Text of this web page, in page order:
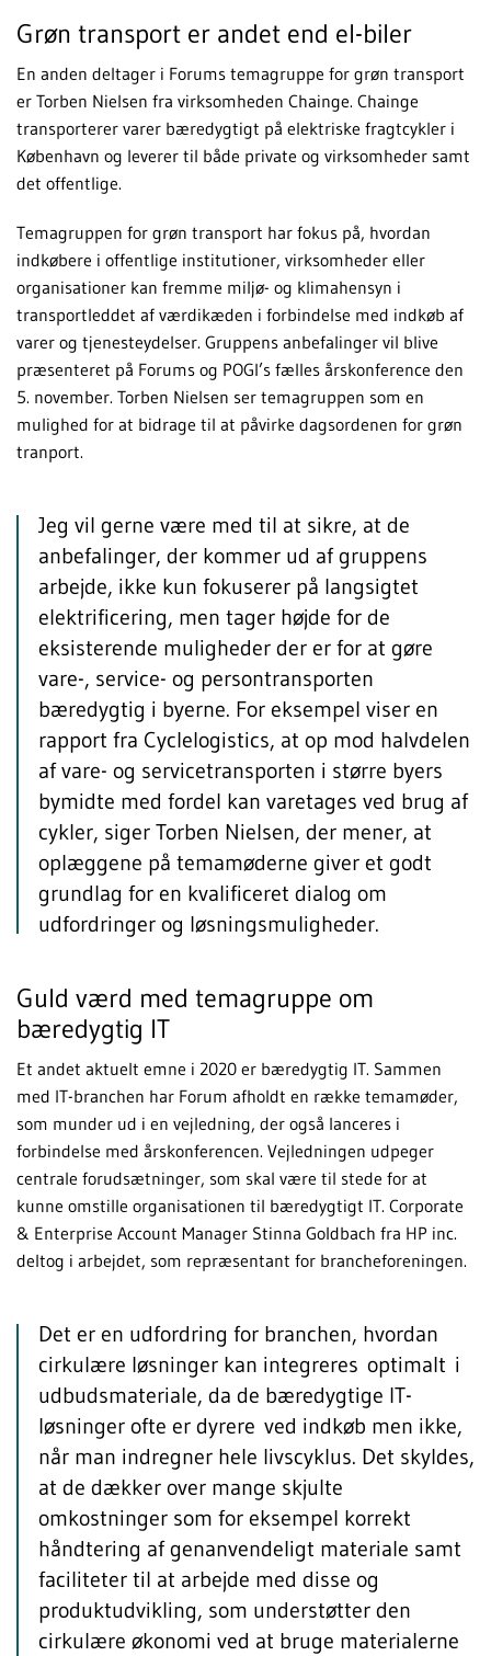
Grøn transport er andet end el-biler
En anden deltager i Forums temagruppe for grøn transport
er Torben Nielsen fra virksomheden Chainge. Chainge
transporterer varer bæredygtigt på elektriske fragtcykler i
København og leverer til både private og virksomheder samt
det offentlige.
Temagruppen for grøn transport har fokus på, hvordan
indkøbere i offentlige institutioner, virksomheder eller
organisationer kan fremme miljø- og klimahensyn i
transportleddet af værdikæden i forbindelse med indkøb af
varer og tjenesteydelser. Gruppens anbefalinger vil blive
præsenteret på Forums og POGI’s fælles årskonference den
5. november. Torben Nielsen ser temagruppen som en
mulighed for at bidrage til at påvirke dagsordenen for grøn
tranport.
Jeg vil gerne være med til at sikre, at de
anbefalinger, der kommer ud af gruppens
arbejde, ikke kun fokuserer på langsigtet
elektrificering, men tager højde for de
eksisterende muligheder der er for at gøre
vare-, service- og persontransporten
bæredygtig i byerne. For eksempel viser en
rapport fra Cyclelogistics, at op mod halvdelen
af vare- og servicetransporten i større byers
bymidte med fordel kan varetages ved brug af
cykler, siger Torben Nielsen, der mener, at
oplæggene på temamøderne giver et godt
grundlag for en kvalificeret dialog om
udfordringer og løsningsmuligheder.
Guld værd med temagruppe om
bæredygtig IT
Et andet aktuelt emne i 2020 er bæredygtig IT. Sammen
med IT-branchen har Forum afholdt en række temamøder,
som munder ud i en vejledning, der også lanceres i
forbindelse med årskonferencen. Vejledningen udpeger
centrale forudsætninger, som skal være til stede for at
kunne omstille organisationen til bæredygtigt IT. Corporate
& Enterprise Account Manager Stinna Goldbach fra HP inc.
deltog i arbejdet, som repræsentant for brancheforeningen.
Det er en udfordring for branchen, hvordan
cirkulære løsninger kan integreres optimalt i
udbudsmateriale, da de bæredygtige IT-
løsninger ofte er dyrere ved indkøb men ikke,
når man indregner hele livscyklus. Det skyldes,
at de dækker over mange skjulte
omkostninger som for eksempel korrekt
håndtering af genanvendeligt materiale samt
faciliteter til at arbejde med disse og
produktudvikling, som understøtter den
cirkulære økonomi ved at bruge materialerne